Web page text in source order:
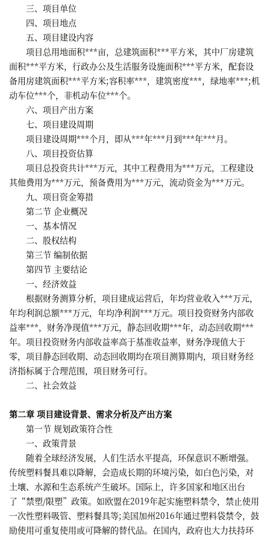
三、项目单位
四、项目地点
五、项目建设内容
项目总用地面积***亩，总建筑面积***平方米，其中厂房建筑
面积***平方米，行政办公及生活服务设施面积***平方米，配套设
备用房建筑面积***平方米;容积率***，建筑密度***，绿地率***;机
动车位***个，非机动车位***个。
六、项目产出方案
七、项目建设周期
项目建设周期***个月，即从***年***月到***年***月。
八、项目投资估算
项目总投资共计***万元，其中工程费用为***万元，工程建设
其他费用为***万元，预备费用为***万元，流动资金为***万元。
九、项目资金筹措
第二节 企业概况
一、基本情况
二、股权结构
第三节 编制依据
第四节 主要结论
一、经济效益
根据财务测算分析，项目建成运营后，年均营业收入***万元，
年均利润总额***万元，年均净利润***万元。项目投资财务内部收
益率***，财务净现值***万元，静态回收期***年，动态回收期***
年。项目投资财务内部收益率高于基准收益率，财务净现值大于
零，项目静态回收期、动态回收期均在项目测算期内，项目财务经
济指标属于合理范围，项目财务可行。
二、社会效益
第二章 项目建设背景、需求分析及产出方案
第一节 规划政策符合性
一、政策背景
随着全球经济发展，人们生活水平提高，环保意识不断增强。
传统塑料餐具难以降解，会造成长期的环境污染，如白色污染，对
土壤、水源和生态系统产生破坏。国际上，许多国家和地区出台
了“禁塑/限塑”政策。如欧盟在2019年起实施塑料禁令，禁止使用
一次性塑料吸管、塑料餐具等;美国加州2016年通过塑料袋禁令，鼓
励使用可重复使用或可降解的替代品。在国内，政府也大力扶持环